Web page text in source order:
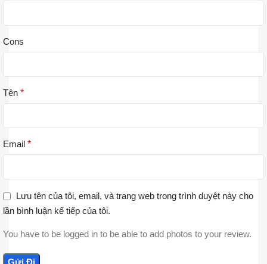
Cons
Tên *
Email *
Lưu tên của tôi, email, và trang web trong trình duyệt này cho
lần bình luận kế tiếp của tôi.
You have to be logged in to be able to add photos to your review.